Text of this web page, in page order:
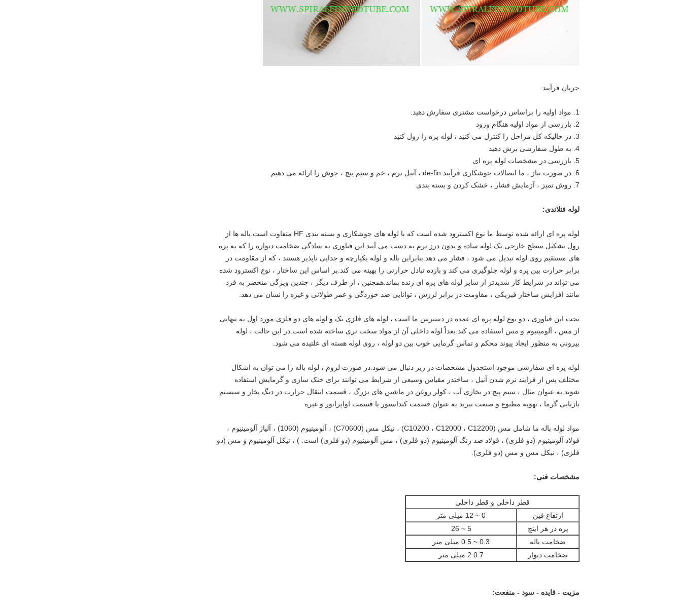
جریان فرآیند:
1. مواد اولیه را براساس درخواست مشتری سفارش دهید.
2. بازرسی از مواد اولیه هنگام ورود
3. در حالیکه کل مراحل را کنترل می کنید ، لوله پره را رول کنید
4. به طول سفارشی برش دهید
5. بازرسی در مشخصات لوله پره ای
6. در صورت نیاز ، ما اتصالات جوشکاری فرآیند de-fin ، آنیل نرم ، خم و سیم پیچ ، جوش را ارائه می دهیم
7. روش تمیز ، آزمایش فشار ، خشک کردن و بسته بندی
لوله فنلاندی:
لوله پره ای ارائه شده توسط ما نوع اکسترود شده است که با لوله های جوشکاری و بسته بندی HF متفاوت است.باله ها از
رول تشکیل سطح خارجی یک لوله ساده و بدون درز نرم به دست می آیند.این فناوری به سادگی ضخامت دیواره را که به پره
های مستقیم روی لوله تبدیل می شود ، فشار می دهد.بنابراین باله و لوله یکپارچه و جدایی ناپذیر هستند ، که از مقاومت در
برابر حرارت بین پره و لوله جلوگیری می کند و بازده تبادل حرارتی را بهینه می کند.بر اساس این ساختار ، نوع اکسترود شده
می تواند در شرایط کار شدیدتر از سایر لوله های پره ای زنده بماند.همچنین ، از طرف دیگر ، چندین ویژگی منحصر به فرد
مانند افزایش ساختار فیزیکی ، مقاومت در برابر لرزش ، توانایی ضد خوردگی و عمر طولانی و غیره را نشان می دهد.
تحت این فناوری ، دو نوع لوله پره ای عمده در دسترس ما است ، لوله های فلزی تک و لوله های دو فلزی.مورد اول به تنهایی
از مس ، آلومینیوم و مس استفاده می کند.بعداً لوله داخلی آن از مواد سخت تری ساخته شده است.در این حالت ، لوله
بیرونی به منظور ایجاد پیوند محکم و تماس گرمایی خوب بین دو لوله ، روی لوله هسته ای غلتیده می شود.
لوله پره ای سفارشی موجود استجدول مشخصات در زیر دنبال می شود.در صورت لزوم ، لوله باله را می توان به اشکال
مختلف پس از فرایند نرم شدن آنیل ، ساختدر مقیاس وسیعی از شرایط می توانند برای خنک سازی و گرمایش استفاده
شوند.به عنوان مثال ، سیم پیچ در بخاری آب ، کولر روغن در ماشین های بزرگ ، قسمت انتقال حرارت در دیگ بخار و سیستم
بازیابی گرما ، تهویه مطبوع و صنعت تبرید به عنوان قسمت کندانسور یا قسمت اواپراتور و غیره
مواد لوله باله ما شامل مس (C10200 ، C12000 ، C12200) ، نیکل مس (C70600) ، آلومینیوم (1060) ، آلیاژ آلومینیوم ،
فولاد آلومینیوم (دو فلزی) ، فولاد ضد زنگ آلومینیوم (دو فلزی) ، مس آلومینیوم (دو فلزی) است. ) ، نیکل آلومینیوم و مس (دو
فلزی) ، نیکل مس و مس (دو فلزی).
مشخصات فنی:
قطر داخلی و قطر داخلی
ارتفاع فین
0 ~ 12 میلی متر
پره در هر اینچ
5 ~ 26
ضخامت باله
0.3 ~ 0.5 میلی متر
ضخامت دیوار
0.7 2 میلی متر
مزیت - فایده - سود - منفعت: